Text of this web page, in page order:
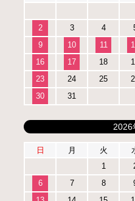
2
3 4
9
10 11
16
17 18
23
24 25
30
31
2026
日 月 火
1
6
7 8